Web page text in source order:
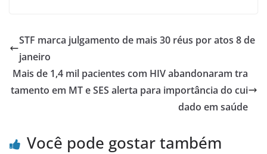
STF marca julgamento de mais 30 réus por atos 8 de
janeiro
Mais de 1,4 mil pacientes com HIV abandonaram tra
tamento em MT e SES alerta para importância do cui
dado em saúde
Você pode gostar também